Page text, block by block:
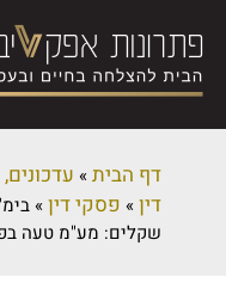
דף הבית»
דין» פסקי דין»
שקלים: מע"מ טעה